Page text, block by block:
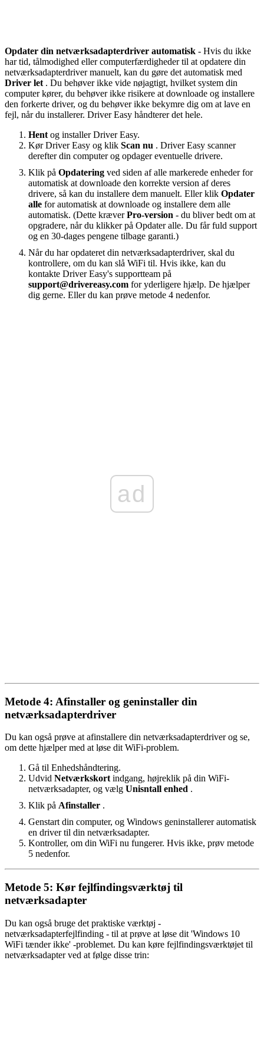
Opdater din netværksadapterdriver automatisk - Hvis du ikke
har tid, tålmodighed eller computerfærdigheder til at opdatere din
netværksadapterdriver manuelt, kan du gøre det automatisk med
Driver let . Du behøver ikke vide nøjagtigt, hvilket system din
computer kører, du behøver ikke risikere at downloade og installere
den forkerte driver, og du behøver ikke bekymre dig om at lave en
fejl, når du installerer. Driver Easy håndterer det hele.
Hent og installer Driver Easy.
Kør Driver Easy og klik Scan nu . Driver Easy scanner
derefter din computer og opdager eventuelle drivere.
Klik på Opdatering ved siden af ​​alle markerede enheder for
automatisk at downloade den korrekte version af deres
drivere, så kan du installere dem manuelt. Eller klik Opdater
alle for automatisk at downloade og installere dem alle
automatisk. (Dette kræverPro-version - du bliver bedt om at
opgradere, når du klikker på Opdater alle. Du får fuld support
og en 30-dages pengene tilbage garanti.)
Når du har opdateret din netværksadapterdriver, skal du
kontrollere, om du kan slå WiFi til. Hvis ikke, kan du
kontakte Driver Easy's supportteam på
support@drivereasy.com for yderligere hjælp. De hjælper
dig gerne. Eller du kan prøve metode 4 nedenfor.
ad
Metode 4: Afinstaller og geninstaller din
netværksadapterdriver
Du kan også prøve at afinstallere din netværksadapterdriver og se,
om dette hjælper med at løse dit WiFi-problem.
Gå til Enhedshåndtering.
Udvid Netværkskort indgang, højreklik på din WiFi-
netværksadapter, og vælg Unisntall enhed .
Klik på Afinstaller .
Genstart din computer, og Windows geninstallerer automatisk
en driver til din netværksadapter.
Kontroller, om din WiFi nu fungerer. Hvis ikke, prøv metode
5 nedenfor.
Metode 5: Kør fejlfindingsværktøj til
netværksadapter
Du kan også bruge det praktiske værktøj -
netværksadapterfejlfinding - til at prøve at løse dit 'Windows 10
WiFi tænder ikke' -problemet. Du kan køre fejlfindingsværktøjet til
netværksadapter ved at følge disse trin: